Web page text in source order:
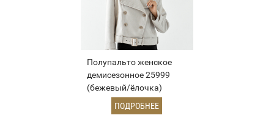
Полупальто женское
демисезонное 25999
(бежевый/ёлочка)
ПОДРОБНЕЕ